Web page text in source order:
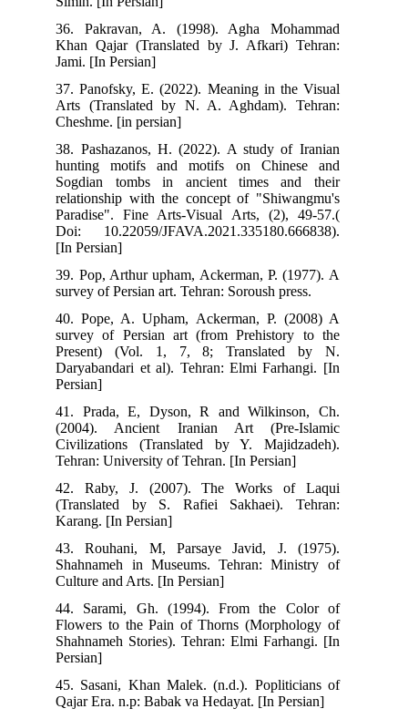
36. Pakravan, A. (1998). Agha Mohammad
Khan Qajar (Translated by J. Afkari) Tehran:
Jami. [In Persian]
37. Panofsky, E. (2022). Meaning in the Visual
Arts (Translated by N. A. Aghdam). Tehran:
Cheshme. [in persian]
38. Pashazanos, H. (2022). A study of Iranian
hunting motifs and motifs on Chinese and
Sogdian tombs in ancient times and their
relationship with the concept of "Shiwangmu's
Paradise". Fine Arts-Visual Arts, (2), 49-57.(
Doi: 10.22059/JFAVA.2021.335180.666838).
[In Persian]
39. Pop, Arthur upham, Ackerman, P. (1977). A
survey of Persian art. Tehran: Soroush press.
40. Pope, A. Upham, Ackerman, P. (2008) A
survey of Persian art (from Prehistory to the
Present) (Vol. 1, 7, 8; Translated by N.
Daryabandari et al). Tehran: Elmi Farhangi. [In
41. Prada, E, Dyson, R and Wilkinson, Ch.
(2004). Ancient Iranian Art (Pre-Islamic
Civilizations (Translated by Y. Majidzadeh).
Tehran: University of Tehran. [In Persian]
42. Raby, J. (2007). The Works of Laqui
(Translated by S. Rafiei Sakhaei). Tehran:
Karang. [In Persian]
43. Rouhani, M, Parsaye Javid, J. (1975).
Shahnameh in Museums. Tehran: Ministry of
Culture and Arts. [In Persian]
44. Sarami, Gh. (1994). From the Color of
Flowers to the Pain of Thorns (Morphology of
Shahnameh Stories). Tehran: Elmi Farhangi. [In
45. Sasani, Khan Malek. (n.d.). Popliticians of
Qajar Era. n.p: Babak va Hedayat. [In Persian]